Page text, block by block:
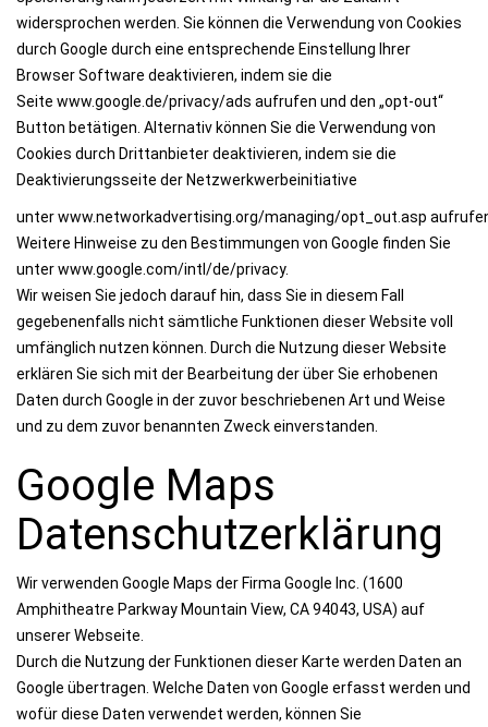
widersprochen werden. Sie können die Verwendung von Cookies
durch Google durch eine entsprechende Einstellung Ihrer
Browser Software deaktivieren, indem sie die
Seite www.google.de/privacy/ads aufrufen und den „opt-out“
Button betätigen. Alternativ können Sie die Verwendung von
Cookies durch Drittanbieter deaktivieren, indem sie die
Deaktivierungsseite der Netzwerkwerbeinitiative
unter www.networkadvertising.org/managing/opt_out.asp
Weitere Hinweise zu den Bestimmungen von Google finden Sie
unter www.google.com/intl/de/privacy.
Wir weisen Sie jedoch darauf hin, dass Sie in diesem Fall
gegebenenfalls nicht sämtliche Funktionen dieser Website voll
umfänglich nutzen können. Durch die Nutzung dieser Website
erklären Sie sich mit der Bearbeitung der über Sie erhobenen
Daten durch Google in der zuvor beschriebenen Art und Weise
und zu dem zuvor benannten Zweck einverstanden.
Google Maps
Datenschutzerklärung
Wir verwenden Google Maps der Firma Google Inc. (1600
Amphitheatre Parkway Mountain View, CA 94043, USA) auf
unserer Webseite.
Durch die Nutzung der Funktionen dieser Karte werden Daten an
Google übertragen. Welche Daten von Google erfasst werden und
wofür diese Daten verwendet werden, können Sie